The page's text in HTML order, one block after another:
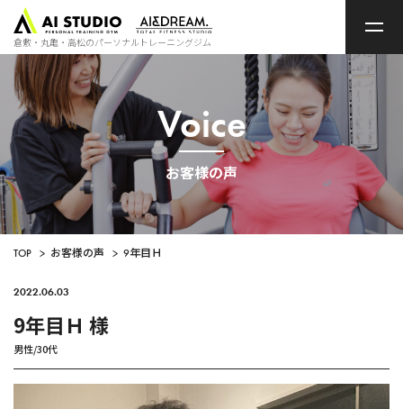
ッ
ペ
ー
ジ
倉敷・丸亀・高松のパーソナルトレーニングジム
Voice
お客様の声
TOP > お客様の声 > 9年目Ｈ
2022.06.03
9年目Ｈ 様
男性/30代